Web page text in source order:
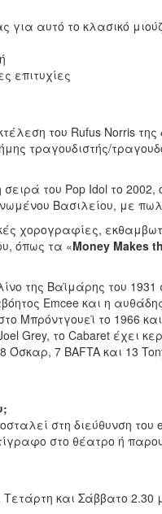
για αυτό το κλασικό
επιτυχίες
του Rufus Norris
τραγουδιστής/
του Pop Idol το
Βασιλείου, με
χορογραφίες,
όπως τα «Money Makes
της Βαϊμάρης του
Emcee και η
Μπρόντγουεϊ το 1966
Grey, το Cabaret έχει
7 BAFTA και 13
στη διεύθυνση
στο θέατρο ή
Τετάρτη και